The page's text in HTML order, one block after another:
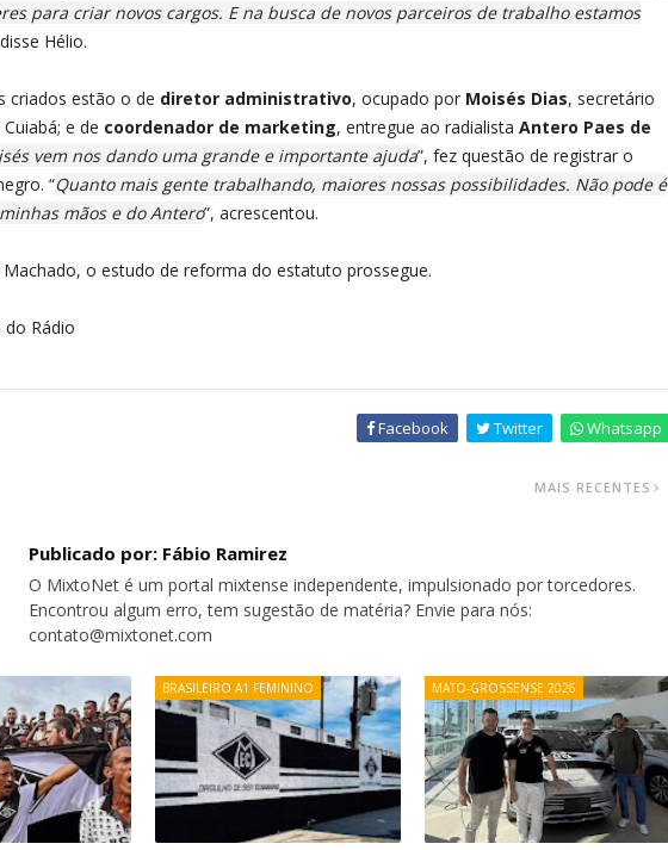
para criar novos cargos. E na busca de novos parceiros de trabalho estamos
Hélio.
criados estão o de diretor administrativo, ocupado por Moisés Dias, secretário
e de coordenador de marketing, entregue ao radialista Antero Paes de
vem nos dando uma grande e importante ajuda”, fez questão de registrar o
“Quanto mais gente trabalhando, maiores nossas possibilidades. Não pode é
mãos e do Antero”, acrescentou.
Machado, o estudo de reforma do estatuto prossegue.
do Rádio
Facebook Twitter Whatsapp
MAIS RECENTES
Publicado por: Fábio Ramirez
O MixtoNet é um portal mixtense independente, impulsionado por torcedores.
Encontrou algum erro, tem sugestão de matéria? Envie para nós:
contato@mixtonet.com
BRASILEIRO A1 FEMININO MATO-GROSSENSE 2026